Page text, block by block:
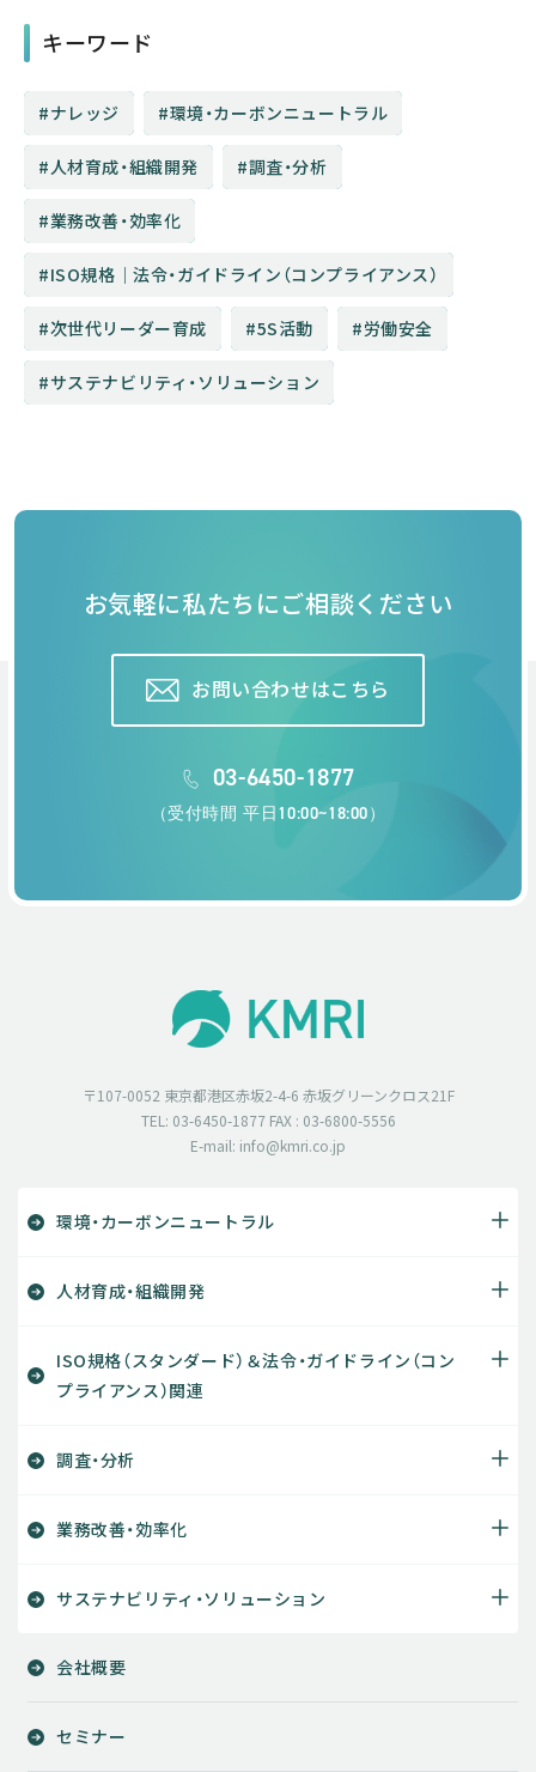
キーワード
ナレッジ 環境・カーボンニュートラル
人材育成・組織開発 調査・分析
業務改善・効率化
ISO規格│法令・ガイドライン（コンプライアンス）
次世代リーダー育成 5S活動 労働安全
サステナビリティ・ソリューション
お気軽に私たちにご相談ください
お問い合わせはこちら
03-6450-1877
（受付時間 平日10:00~18:00）
〒107-0052 東京都港区赤坂2-4-6 赤坂グリーンクロス21F
TEL: 03-6450-1877 FAX : 03-6800-5556
E-mail: info@kmri.co.jp
環境・カーボンニュートラル
人材育成・組織開発
ISO規格（スタンダード）＆法令・ガイドライン（コン
プライアンス）関連
調査・分析
業務改善・効率化
サステナビリティ・ソリューション
会社概要
セミナー